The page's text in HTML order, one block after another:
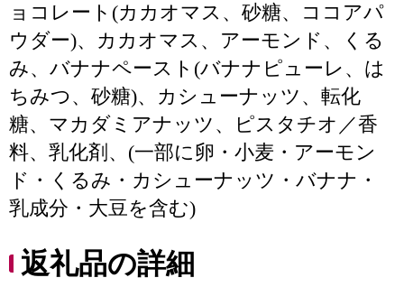
ョコレート(カカオマス、砂糖、ココアパ
ウダー)、カカオマス、アーモンド、くる
み、バナナペースト(バナナピューレ、は
ちみつ、砂糖)、カシューナッツ、転化
糖、マカダミアナッツ、ピスタチオ／香
料、乳化剤、(一部に卵・小麦・アーモン
ド・くるみ・カシューナッツ・バナナ・
乳成分・大豆を含む)
返礼品の詳細